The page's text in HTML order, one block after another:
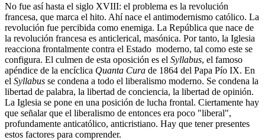
No fue así hasta el siglo XVIII: el problema es la revolución
francesa, que marca el hito. Ahí nace el antimodernismo católico. La
revolución fue percibida como enemiga. La República que nace de
la revolución francesa es anticlerical, masónica. Por tanto, la Iglesia
reacciona frontalmente contra el Estado moderno, tal como este se
configura. El culmen de esta oposición es el Syllabus, el famoso
apéndice de la encíclica Quanta Cura de 1864 del Papa Pío IX. En
el Syllabus se condena a todo el liberalismo moderno. Se condena la
libertad de palabra, la libertad de conciencia, la libertad de opinión.
La Iglesia se pone en una posición de lucha frontal. Ciertamente hay
que señalar que el liberalismo de entonces era poco "liberal",
profundamente anticatólico, anticristiano. Hay que tener presentes
estos factores para comprender.